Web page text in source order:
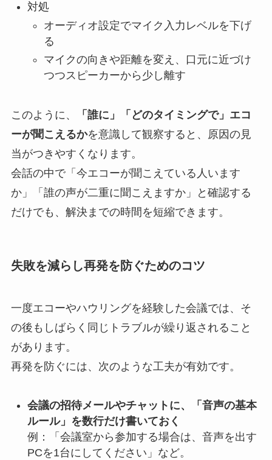
対処
オーディオ設定でマイク入力レベルを下げ
る
マイクの向きや距離を変え、口元に近づけ
つつスピーカーから少し離す
このように、
「誰に」「どのタイミングで」エコ
ーが聞こえるかを意識して観察すると、原因の見
当がつきやすくなります。
会話の中で「今エコーが聞こえている人います
か」「誰の声が二重に聞こえますか」と確認する
だけでも、解決までの時間を短縮できます。
失敗を減らし再発を防ぐためのコツ
一度エコーやハウリングを経験した会議では、そ
の後もしばらく同じトラブルが繰り返されること
があります。
再発を防ぐには、次のような工夫が有効です。
会議の招待メールやチャットに、「音声の基本
ルール」を数行だけ書いておく
例：「会議室から参加する場合は、音声を出す
PCを1台にしてください」など。